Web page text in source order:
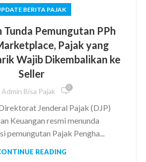
BERITA PAJAK
Tunda Pemungutan PPh
Pajak yang
Wajib Dikembalikan ke
Seller
Admin Bisa Pajak 0
Jenderal Pajak (DJP)
Keuangan resmi menunda
pemungutan Pajak Pengha...
READING